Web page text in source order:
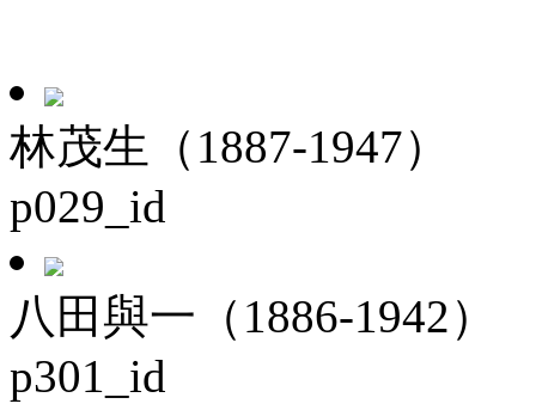
林茂生（1887-1947）
p029_id
八田與一（1886-1942）
p301_id